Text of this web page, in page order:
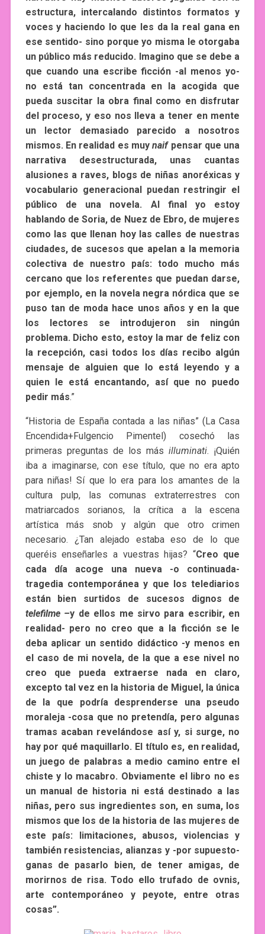
estructura, intercalando distintos formatos y
voces y haciendo lo que les da la real gana en
ese sentido- sino porque yo misma le otorgaba
un público más reducido. Imagino que se debe a
que cuando una escribe ficción -al menos yo-
no está tan concentrada en la acogida que
pueda suscitar la obra final como en disfrutar
del proceso, y eso nos lleva a tener en mente
un lector demasiado parecido a nosotros
mismos. En realidad es muynaif pensar que una
narrativa desestructurada, unas cuantas
alusiones a raves, blogs de niñas anoréxicas y
vocabulario generacional puedan restringir el
público de una novela. Al final yo estoy
hablando de Soria, de Nuez de Ebro, de mujeres
como las que llenan hoy las calles de nuestras
ciudades, de sucesos que apelan a la memoria
colectiva de nuestro país: todo mucho más
cercano que los referentes que puedan darse,
por ejemplo, en la novela negra nórdica que se
puso tan de moda hace unos años y en la que
los lectores se introdujeron sin ningún
problema. Dicho esto, estoy la mar de feliz con
la recepción, casi todos los días recibo algún
mensaje de alguien que lo está leyendo y a
quien le está encantando, así que no puedo
pedir más.”
“Historia de España contada a las niñas” (La Casa
Encendida+Fulgencio Pimentel) cosechó las
primeras preguntas de los másilluminati. ¡Quién
iba a imaginarse, con ese título, que no era apto
para niñas! Sí que lo era para los amantes de la
cultura pulp, las comunas extraterrestres con
matriarcados sorianos, la crítica a la escena
artística más snob y algún que otro crimen
necesario. ¿Tan alejado estaba eso de lo que
queréis enseñarles a vuestras hijas? “Creo que
cada día acoge una nueva -o continuada-
tragedia contemporánea y que los telediarios
están bien surtidos de sucesos dignos de
telefilme –y de ellos me sirvo para escribir, en
realidad- pero no creo que a la ficción se le
deba aplicar un sentido didáctico -y menos en
el caso de mi novela, de la que a ese nivel no
creo que pueda extraerse nada en claro,
excepto tal vez en la historia de Miguel, la única
de la que podría desprenderse una pseudo
moraleja -cosa que no pretendía, pero algunas
tramas acaban revelándose así y, si surge, no
hay por qué maquillarlo. El título es, en realidad,
un juego de palabras a medio camino entre el
chiste y lo macabro. Obviamente el libro no es
un manual de historia ni está destinado a las
niñas, pero sus ingredientes son, en suma, los
mismos que los de la historia de las mujeres de
este país: limitaciones, abusos, violencias y
también resistencias, alianzas y -por supuesto-
ganas de pasarlo bien, de tener amigas, de
morirnos de risa. Todo ello trufado de ovnis,
arte contemporáneo y peyote, entre otras
cosas”.